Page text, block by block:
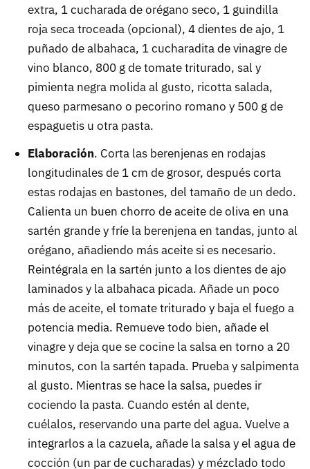
extra, 1 cucharada de orégano seco, 1 guindilla
roja seca troceada (opcional), 4 dientes de ajo, 1
puñado de albahaca, 1 cucharadita de vinagre de
vino blanco, 800 g de tomate triturado, sal y
pimienta negra molida al gusto, ricotta salada,
queso parmesano o pecorino romano y 500 g de
espaguetis u otra pasta.
Elaboración. Corta las berenjenas en rodajas
longitudinales de 1 cm de grosor, después corta
estas rodajas en bastones, del tamaño de un dedo.
Calienta un buen chorro de aceite de oliva en una
sartén grande y fríe la berenjena en tandas, junto al
orégano, añadiendo más aceite si es necesario.
Reintégrala en la sartén junto a los dientes de ajo
laminados y la albahaca picada. Añade un poco
más de aceite, el tomate triturado y baja el fuego a
potencia media. Remueve todo bien, añade el
vinagre y deja que se cocine la salsa en torno a 20
minutos, con la sartén tapada. Prueba y salpimenta
al gusto. Mientras se hace la salsa, puedes ir
cociendo la pasta. Cuando estén al dente,
cuélalos, reservando una parte del agua. Vuelve a
integrarlos a la cazuela, añade la salsa y el agua de
cocción (un par de cucharadas) y mézclado todo